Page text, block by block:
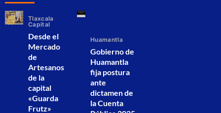
Tlaxcala
Capital
Desde el
Mercado
de
Artesanos
de la
capital
«Guarda
Frutz»
Huamantla
Gobierno de
Huamantla
fija postura
ante
dictamen de
la Cuenta